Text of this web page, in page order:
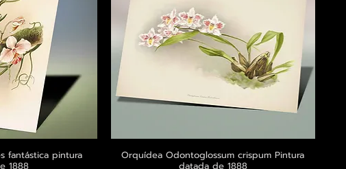
rápida
fantástica pintura
1888
Visualização rápida
Orquídea Odontoglossum crispum Pintura
datada de 1888